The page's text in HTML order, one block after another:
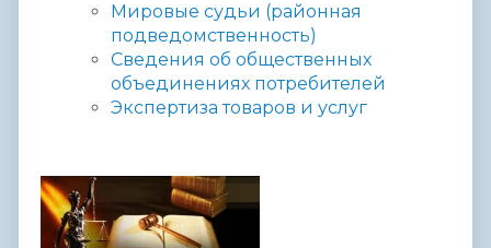
Мировые судьи (районная
подведомственность)
Сведения об общественных
объединениях потребителей
Экспертиза товаров и услуг